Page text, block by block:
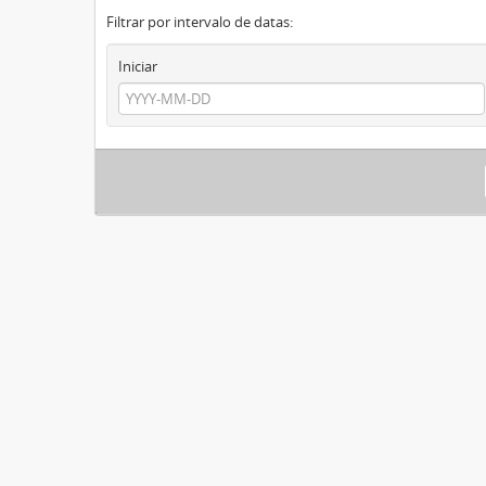
Filtrar por intervalo de datas:
Iniciar